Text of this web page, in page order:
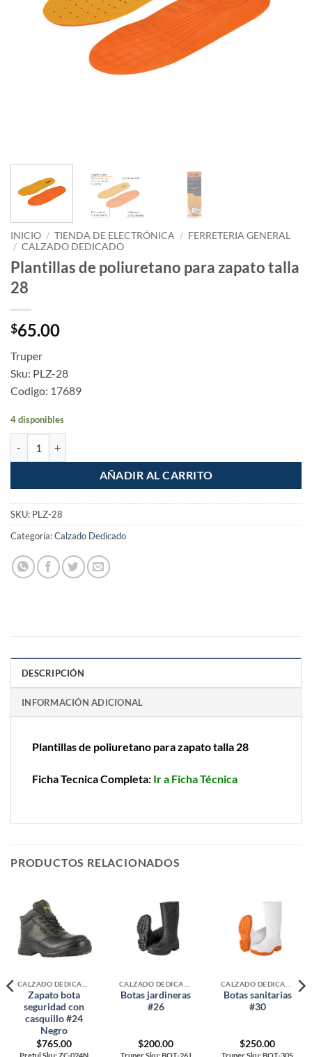
INICIO / TIENDA DE ELECTRÓNICA / FERRETERIA GENERAL
/ CALZADO DEDICADO
Plantillas de poliuretano para zapato talla
28
$65.00
Truper
Sku: PLZ-28
Codigo: 17689
4 disponibles
AÑADIR AL CARRITO
SKU: PLZ-28
Categoría:Calzado Dedicado
DESCRIPCIÓN
INFORMACIÓN ADICIONAL
Plantillas de poliuretano para zapato talla 28
Ficha Tecnica Completa: Ir a Ficha Técnica
PRODUCTOS RELACIONADOS
Zapato bota
seguridad con
casquillo #24
Negro
$765.00
Pretul Sku: ZC-024N
Botas jardineras
#26
$200.00
Truper Sku: BOT-26J
Botas sanitarias
#30
$250.00
Truper Sku: BOT-30S